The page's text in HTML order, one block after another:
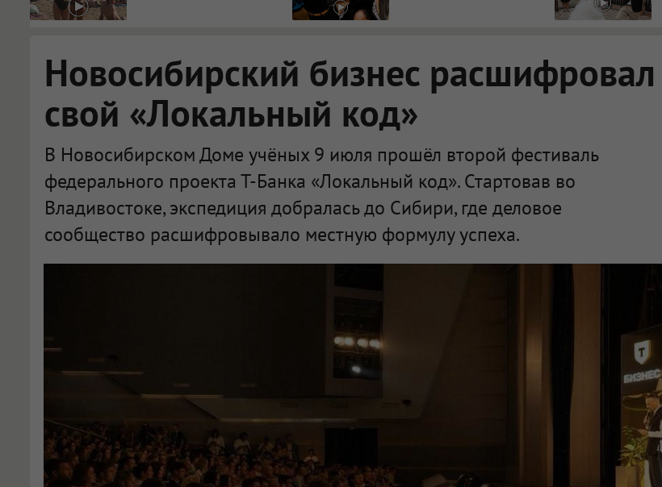
Новосибирский бизнес расшифровал
свой «Локальный код»
В Новосибирском Доме учёных 9 июля прошёл второй фестиваль
федерального проекта Т-Банка «Локальный код». Стартовав во
Владивостоке, экспедиция добралась до Сибири, где деловое
сообщество расшифровывало местную формулу успеха.